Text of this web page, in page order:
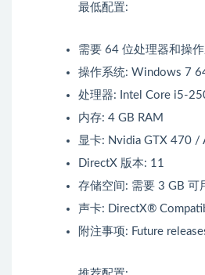
最低配置:
需要 64 位处理器和操
操作系统: Windows 7
处理器: Intel Core i5-
内存: 4 GB RAM
显卡: Nvidia GTX 470 /
DirectX 版本: 11
存储空间: 需要 3 GB 可
声卡: DirectX®
附注事项: Future